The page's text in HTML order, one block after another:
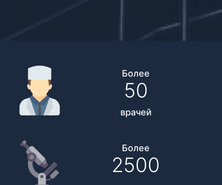
Более
50
врачей
Более
2500